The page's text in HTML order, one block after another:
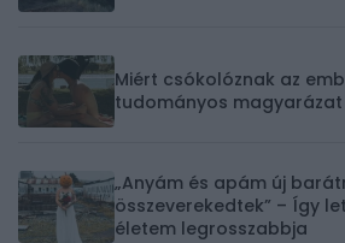
Miért csókolóznak az
tudományos magyarázat
„Anyám és apám új
összeverekedtek” – Így
életem legrosszabbja